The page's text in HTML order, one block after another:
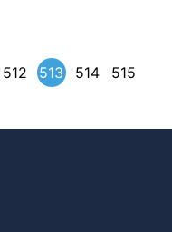
512 513 514
515